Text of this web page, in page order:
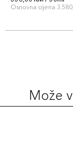
Osnovna cijena
Može